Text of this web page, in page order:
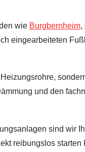
wie Burgbernheim,
eingearbeiteten
und den
sind wir
reibungslos